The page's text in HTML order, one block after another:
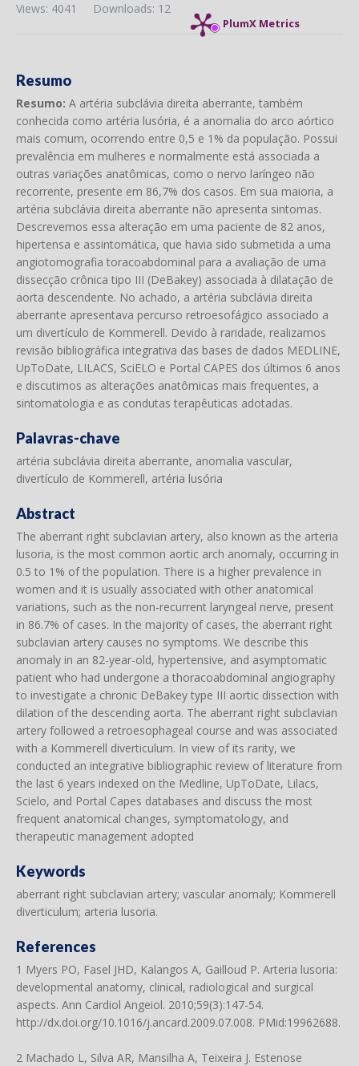
PlumX Metrics
Downloads: 12
Views: 4041
Resumo
Resumo: A artéria subclávia direita aberrante, também
conhecida como artéria lusória, é a anomalia do arco aórtico
mais comum, ocorrendo entre 0,5 e 1% da população. Possui
prevalência em mulheres e normalmente está associada a
outras variações anatômicas, como o nervo laríngeo não
recorrente, presente em 86,7% dos casos. Em sua maioria, a
artéria subclávia direita aberrante não apresenta sintomas.
Descrevemos essa alteração em uma paciente de 82 anos,
hipertensa e assintomática, que havia sido submetida a uma
angiotomografia toracoabdominal para a avaliação de uma
dissecção crônica tipo III (DeBakey) associada à dilatação de
aorta descendente. No achado, a artéria subclávia direita
aberrante apresentava percurso retroesofágico associado a
um divertículo de Kommerell. Devido à raridade, realizamos
revisão bibliográfica integrativa das bases de dados MEDLINE,
UpToDate, LILACS, SciELO e Portal CAPES dos últimos 6 anos
e discutimos as alterações anatômicas mais frequentes, a
sintomatologia e as condutas terapêuticas adotadas.
Palavras-chave
artéria subclávia direita aberrante, anomalia vascular,
divertículo de Kommerell, artéria lusória
Abstract
The aberrant right subclavian artery, also known as the arteria
lusoria, is the most common aortic arch anomaly, occurring in
0.5 to 1% of the population. There is a higher prevalence in
women and it is usually associated with other anatomical
variations, such as the non-recurrent laryngeal nerve, present
in 86.7% of cases. In the majority of cases, the aberrant right
subclavian artery causes no symptoms. We describe this
anomaly in an 82-year-old, hypertensive, and asymptomatic
patient who had undergone a thoracoabdominal angiography
to investigate a chronic DeBakey type III aortic dissection with
dilation of the descending aorta. The aberrant right subclavian
artery followed a retroesophageal course and was associated
with a Kommerell diverticulum. In view of its rarity, we
conducted an integrative bibliographic review of literature from
the last 6 years indexed on the Medline, UpToDate, Lilacs,
Scielo, and Portal Capes databases and discuss the most
frequent anatomical changes, symptomatology, and
therapeutic management adopted
Keywords
aberrant right subclavian artery; vascular anomaly; Kommerell
diverticulum; arteria lusoria.
References
1 Myers PO, Fasel JHD, Kalangos A, Gailloud P. Arteria lusoria:
developmental anatomy, clinical, radiological and surgical
aspects. Ann Cardiol Angeiol. 2010;59(3):147-54.
http://dx.doi.org/10.1016/j.ancard.2009.07.008. PMid:19962688.
2 Machado L, Silva AR, Mansilha A, Teixeira J. Estenose